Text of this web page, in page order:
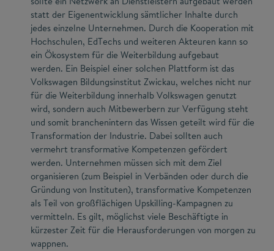
statt der Eigenentwicklung sämtlicher Inhalte durch
jedes einzelne Unternehmen. Durch die Kooperation mit
Hochschulen, EdTechs und weiteren Akteuren kann so
ein Ökosystem für die Weiterbildung aufgebaut
werden. Ein Beispiel einer solchen Plattform ist das
Volkswagen Bildungsinstitut Zwickau, welches nicht nur
für die Weiterbildung innerhalb Volkswagen genutzt
wird, sondern auch Mitbewerbern zur Verfügung steht
und somit branchenintern das Wissen geteilt wird für die
Transformation der Industrie. Dabei sollten auch
vermehrt transformative Kompetenzen gefördert
werden. Unternehmen müssen sich mit dem Ziel
organisieren (zum Beispiel in Verbänden oder durch die
Gründung von Instituten), transformative Kompetenzen
als Teil von großflächigen Upskilling-Kampagnen zu
vermitteln. Es gilt, möglichst viele Beschäftigte in
kürzester Zeit für die Herausforderungen von morgen zu
wappnen.